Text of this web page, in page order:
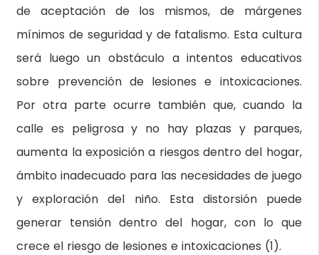
de aceptación de los mismos, de márgenes
mínimos de seguridad y de fatalismo. Esta cultura
será luego un obstáculo a intentos educativos
sobre prevención de lesiones e intoxicaciones.
Por otra parte ocurre también que, cuando la
calle es peligrosa y no hay plazas y parques,
aumenta la exposición a riesgos dentro del hogar,
ámbito inadecuado para las necesidades de juego
y exploración del niño. Esta distorsión puede
generar tensión dentro del hogar, con lo que
crece el riesgo de lesiones e intoxicaciones (1).